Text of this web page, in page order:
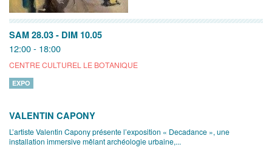
SAM 28.03 - DIM 10.05
12:00 - 18:00
CENTRE CULTUREL LE BOTANIQUE
EXPO
VALENTIN CAPONY
L’artiste Valentin Capony présente l’exposition « Decadance », une
installation immersive mêlant archéologie urbaine,...